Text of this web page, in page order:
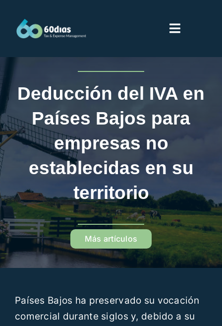
contenido
Toggle
Sobre 60dias
Partners
Proveedores
Recursos
Blog
Contáctanos
Deducción del IVA en
Países Bajos para
empresas no
establecidas en su
territorio
Más artículos
Países Bajos ha preservado su vocación
comercial durante siglos y, debido a su